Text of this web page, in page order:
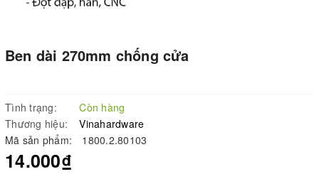
Ben dài 270mm chống cửa
Tình trạng:
Còn hàng
Thương hiệu:
Vinahardware
Mã sản phẩm:
1800.2.80103
14.000₫